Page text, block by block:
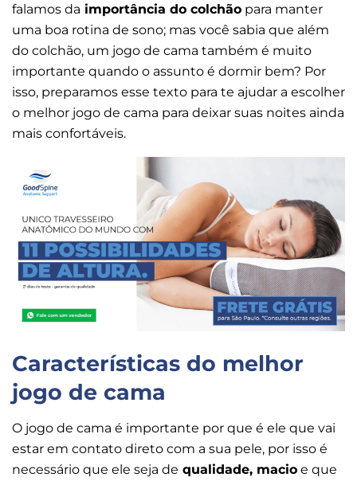
falamos da importância do colchão para manter
uma boa rotina de sono; mas você sabia que além
do colchão, um jogo de cama também é muito
importante quando o assunto é dormir bem? Por
isso, preparamos esse texto para te ajudar a escolher
o melhor jogo de cama para deixar suas noites ainda
mais confortáveis.
Características do melhor
jogo de cama
O jogo de cama é importante por que é ele que vai
estar em contato direto com a sua pele, por isso é
necessário que ele seja de qualidade, macio e que